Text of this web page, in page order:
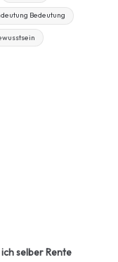
Bedeutung
selber Rente